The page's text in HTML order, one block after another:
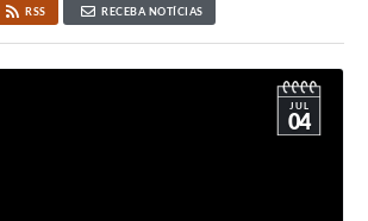
RSS RECEBA NOTÍCIAS
JUL
04